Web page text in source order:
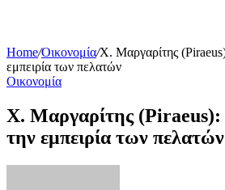
Home/Οικονομία/Χ. Μαργαρίτης
εμπειρία των πελατών
Οικονομία
Χ. Μαργαρίτης (Piraeus):
την εμπειρία των πελατών